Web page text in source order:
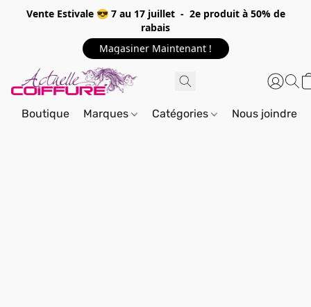
Vente Estivale 😎 7 au 17 juillet - 2e produit à 50% de
rabais
Magasiner Maintenant !
Boutique Marques Catégories Nous joindre